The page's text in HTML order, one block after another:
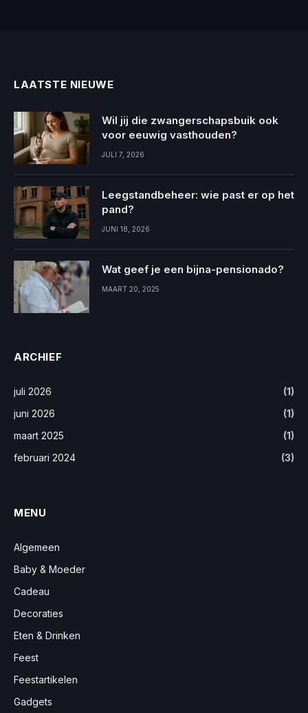
LAATSTE NIEUWE
Wil jij die zwangerschapsbuik ook
voor eeuwig vasthouden?
JULI 7, 2026
Leegstandbeheer: wie past er op het
pand?
JUNI 18, 2026
Wat geef je een bijna-pensionado?
MAART 20, 2025
ARCHIEF
juli 2026
(1)
juni 2026
(1)
maart 2025
(1)
februari 2024
(3)
MENU
Algemeen
Baby & Moeder
Cadeau
Decoraties
Eten & Drinken
Feest
Feestartikelen
Gadgets